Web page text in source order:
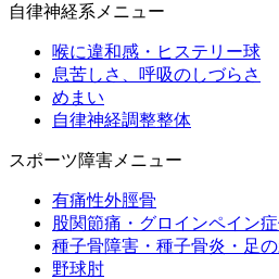
自律神経系メニュー
喉に違和感・ヒステリー球
息苦しさ、呼吸のしづらさ
めまい
自律神経調整整体
スポーツ障害メニュー
有痛性外脛骨
股関節痛・グロインペイン
種子骨障害・種子骨炎・足
野球肘